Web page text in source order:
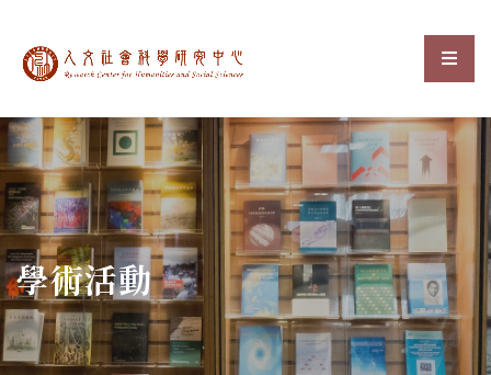
中央研究院人文社會科選
:::
學術活動